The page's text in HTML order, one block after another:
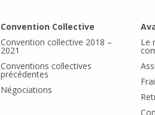
Convention Collective
Convention collective 2018 –
2021
Conventions collectives
précédentes
Négociations
Le